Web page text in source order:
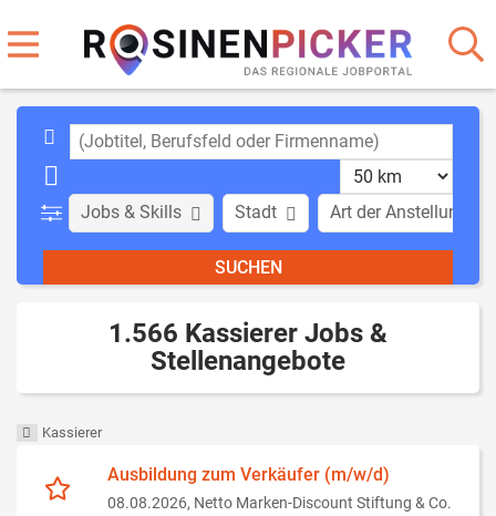
Stadt Art der Anstellung
Jobs & Skills
1.566 Kassierer Jobs &
Stellenangebote
Kassierer
Ausbildung zum Verkäufer (m/w/d)
08.08.2026, Netto Marken-Discount Stiftung & Co.